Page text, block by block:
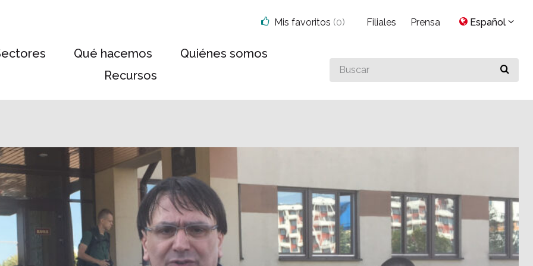
Qué hacemos
Quiénes somos
Recursos
Buscar
algo
Mis favoritos (0) Filiales Prensa Español